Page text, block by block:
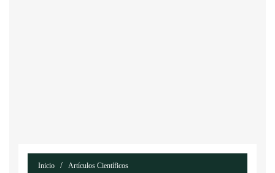
Inicio
Artículos Científicos